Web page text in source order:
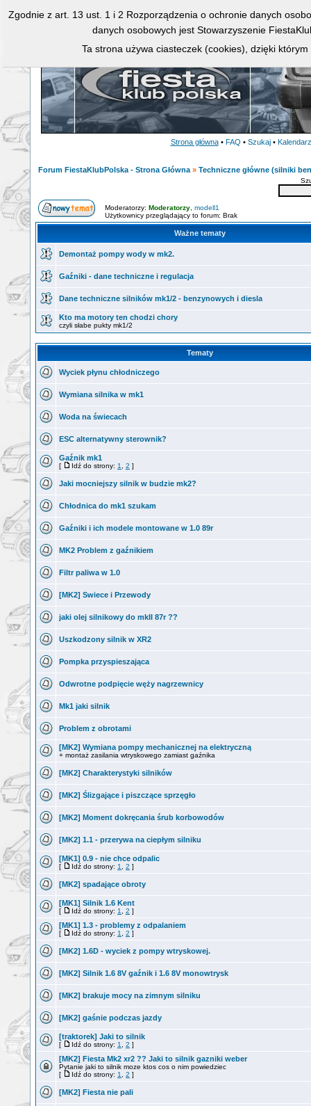
Strona główna • FAQ • Szukaj • Kalendarz
Forum FiestaKlubPolska - Strona Główna » Techniczne główne (silniki
Moderatorzy: Moderatorzy modell1
Użytkownicy przeglądający to forum: Brak
Ważne tematy
Demontaż pompy wody w mk2.
Gaźniki - dane techniczne i regulacja
Dane techniczne silników mk1/2 - benzynowych i diesla
Kto ma motory ten chodzi chory
czyli słabe pukty mk1/2
Tematy
Wyciek płynu chłodniczego
Wymiana silnika w mk1
Woda na świecach
ESC alternatywny sterownik?
Gaźnik mk1
[ Idź do strony: 1 2 ]
Jaki mocniejszy silnik w budzie mk2?
Chłodnica do mk1 szukam
Gaźniki i ich modele montowane w 1.0 89r
MK2 Problem z gaźnikiem
Filtr paliwa w 1.0
[MK2] Swiece i Przewody
jaki olej silnikowy do mkII 87r ??
Uszkodzony silnik w XR2
Pompka przyspieszająca
Odwrotne podpięcie węży nagrzewnicy
Mk1 jaki silnik
Problem z obrotami
[MK2] Wymiana pompy mechanicznej na elektryczną
+ montaż zasilania wtryskowego zamiast gaźnika
[MK2] Charakterystyki silników
[MK2] Ślizgające i piszczące sprzęgło
[MK2] Moment dokręcania śrub korbowodów
[MK2] 1.1 - przerywa na ciepłym silniku
[MK1] 0.9 - nie chce odpalic
[ Idź do strony: 1 2 ]
[MK2] spadające obroty
[MK1] Silnik 1.6 Kent
[ Idź do strony: 1 2 ]
[MK1] 1.3 - problemy z odpalaniem
[ Idź do strony: 1 2 ]
[MK2] 1.6D - wyciek z pompy wtryskowej.
[MK2] Silnik 1.6 8V gaźnik i 1.6 8V monowtrysk
[MK2] brakuje mocy na zimnym silniku
[MK2] gaśnie podczas jazdy
[traktorek] Jaki to silnik
[ Idź do strony: 1 2 ]
[MK2] Fiesta Mk2 xr2 ?? Jaki to silnik gazniki weber
Pytanie jaki to silnik moze ktos cos o nim powiedziec
[
Idź do strony: 1 2 ]
[MK2] Fiesta nie pali
Zgodnie z art. 13 ust. 1 i 2 Rozporządzenia o ochronie danych
danych osobowych jest Stowarzyszenie
Ta strona używa ciasteczek (cookies), dzięki